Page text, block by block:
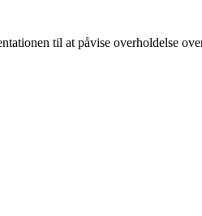
til at påvise overholdelse